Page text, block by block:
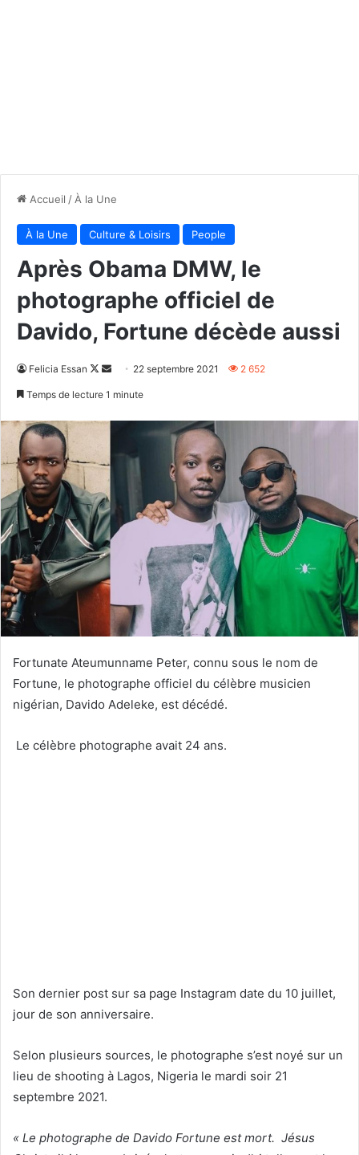
Accueil / À la Une
À la Une Culture & Loisirs People
Après Obama DMW, le
photographe officiel de
Davido, Fortune décède aussi
Felicia Essan
Follow
Envoyer22 septembre 2021 2 652
Temps de lecture 1 minute
Fortunate Ateumunname Peter, connu sous le nom de
Fortune, le photographe officiel du célèbre musicien
nigérian, Davido Adeleke, est décédé.
Le célèbre photographe avait 24 ans.
Son dernier post sur sa page Instagram date du 10 juillet,
jour de son anniversaire.
Selon plusieurs sources, le photographe s’est noyé sur un
lieu de shooting à Lagos, Nigeria le mardi soir 21
septembre 2021.
« Le photographe de Davido Fortune est mort. Jésus